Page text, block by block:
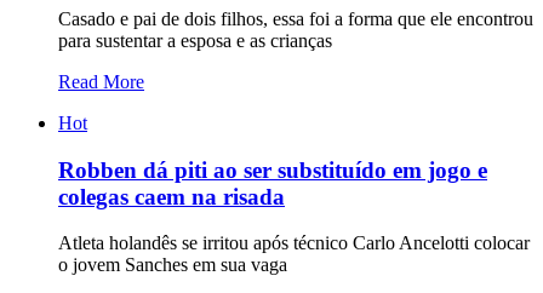
Casado e pai de dois filhos, essa foi a forma que ele encontrou
para sustentar a esposa e as crianças
Read More
Hot
Robben dá piti ao ser substituído em jogo e
colegas caem na risada
Atleta holandês se irritou após técnico Carlo Ancelotti colocar
o jovem Sanches em sua vaga